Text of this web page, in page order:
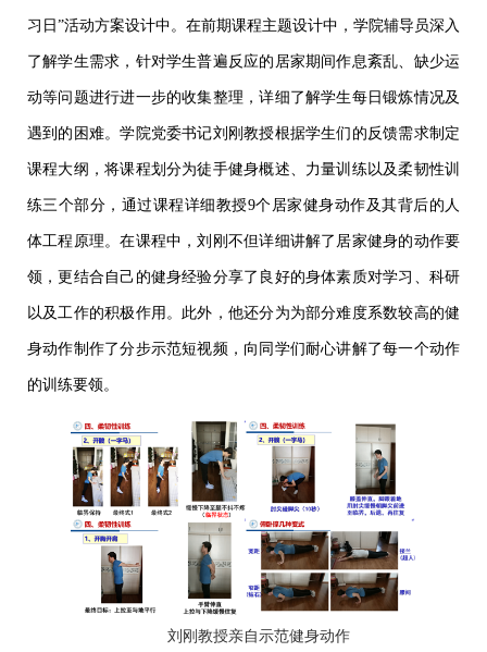
习日”活动方案设计中。在前期课程主题设计中，学院辅导员深入
了解学生需求，针对学生普遍反应的居家期间作息紊乱、缺少运
动等问题进行进一步的收集整理，详细了解学生每日锻炼情况及
遇到的困难。学院党委书记刘刚教授根据学生们的反馈需求制定
课程大纲，将课程划分为徒手健身概述、力量训练以及柔韧性训
练三个部分，通过课程详细教授9个居家健身动作及其背后的人
体工程原理。在课程中，刘刚不但详细讲解了居家健身的动作要
领，更结合自己的健身经验分享了良好的身体素质对学习、科研
以及工作的积极作用。此外，他还分为为部分难度系数较高的健
身动作制作了分步示范短视频，向同学们耐心讲解了每一个动作
的训练要领。
刘刚教授亲自示范健身动作